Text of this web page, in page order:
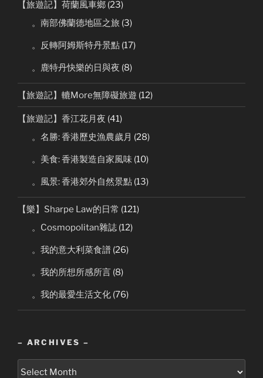
【旅遊記】荷蘭風車鄉 (23)
。南部佛蘭德地區之旅 (3)
。反轉阿姆斯特丹景點 (17)
。鹿特丹快樂的日與夜 (8)
【旅遊記】轆More無障礙旅遊 (12)
【旅遊記】香江花月夜 (41)
。名勝: 香港歷史漁農歲月 (28)
。美食: 香港製造自家風味 (10)
。風景: 香港郊外自然景點 (13)
【樂】Sharpe Law的日常 (121)
。Cosmopolitan雜誌 (12)
。我的意大利菜食譜 (26)
。我的所想所感所言 (8)
。我的最愛生活文化 (76)
– ARCHIVES –